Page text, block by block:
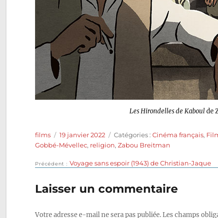
Les Hirondelles de Kaboulde
Auteur
films
Publié
le
19 janvier 2022 Catégories
Catégories :Cinéma français,
Gobbé-Mévellec, religion,Zabou Breitman
Navigation
de
l’article
Précédent
Publication
Voyage sans espoir (1943) de Christian-Jaque
Laisser un commentaire
Votre adresse e-mail ne sera pas publiée.Les champs